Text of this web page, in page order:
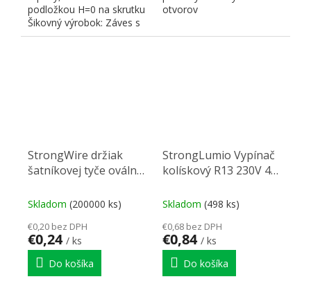
podložkou H=0 na skrutku
Šikovný výrobok: Záves s
inovatívnym...
otvorov
StrongWire držiak
šatníkovej tyče oválnej
chróm
Skladom (200000 ks)
€0,20 bez DPH
€0,24 / ks
Do košíka
StrongLumio Vypínač
kolískový R13 230V 4A
Skladom (498 ks)
€0,68 bez DPH
€0,84 / ks
Do košíka